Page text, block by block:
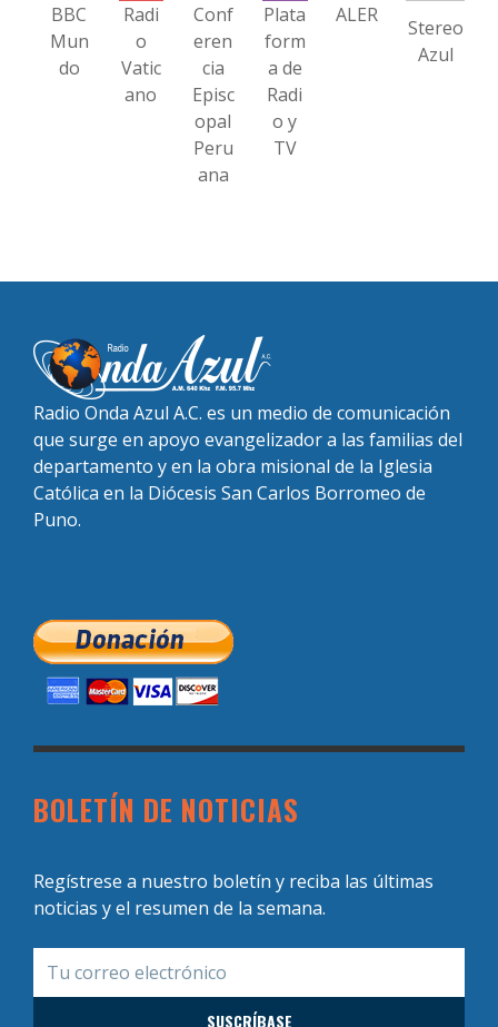
BBC
Mun
do
Radi
o
Vatic
ano
Conf
eren
cia
Episc
opal
Peru
ana
Plata
form
a de
Radi
o y
TV
ALER
Stereo
Azul
Radio Onda Azul A.C. es un medio de comunicación
que surge en apoyo evangelizador a las familias del
departamento y en la obra misional de la Iglesia
Católica en la Diócesis San Carlos Borromeo de
Puno.
BOLETÍN DE NOTICIAS
Regístrese a nuestro boletín y reciba las últimas
noticias y el resumen de la semana.